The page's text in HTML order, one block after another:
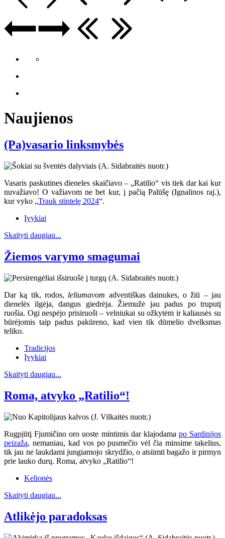
Naujienos
(Pa)vasario linksmybės
Vasaris paskutines dieneles skaičiavo – „Ratilio“ vis tiek dar kai kur
nuvažiavo! O važiavom ne bet kur, į pačią Palūšę (Ignalinos raj.),
kur vyko „Trauk stintelę 2024“.
Įvykiai
Skaityti daugiau...
Žiemos varymo smagumai
Dar ką tik, rodos, leliumavom adventiškas dainukes, o žiū – jau
dienelės ilgėja, dangus giedrėja. Žiemužė jau padus po truputį
ruošia. Ogi nespėjo prisiruošt – velniukai su ožkytėm ir kaliausės su
būrėjomis taip padus pakūreno, kad vien tik dūmelio dvelksmas
teliko.
Tradicijos
Įvykiai
Skaityti daugiau...
Roma, atvyko „Ratilio“!
Rugpjūtį Fjumičino oro uoste mintimis dar klajodama po Sardinijos
peizažą, nemaniau, kad vos po pusmečio vėl čia minsime takelius,
tik jau ne laukdami jungiamojo skrydžio, o atsiimti bagažo ir pirmyn
prie lauko durų. Roma, atvyko „Ratilio“!
Kelionės
Skaityti daugiau...
Atlikėjo paradoksas